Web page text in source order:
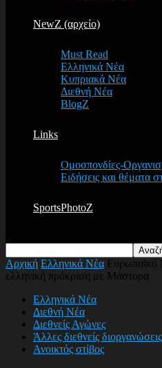
NewZ (αρχείο)
Must Read
Ελληνικά Νέα
Κυπριακά Νέα
Διεθνή Νέα
BlogZ
Links
Ομοσπονδίες-
Ειδήσεις και θέματα
SportsPhotoZ
Αρχική Ελληνικά Νέα
ελληνική πρόκριση με Μάστορα
Ελληνικά Νέα
Διεθνή Νέα
Διεθνείς Αγώνες
Άλλες διεθνείς διοργανώσεις
Ανοικτός στίβος